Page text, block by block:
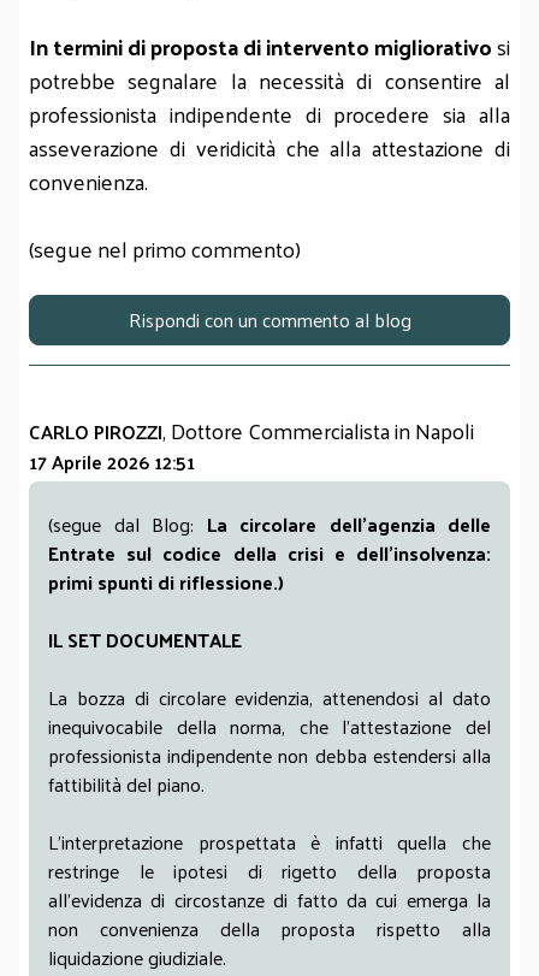
In termini di proposta di intervento migliorativosi
potrebbe segnalare la necessità di consentire al
professionista indipendente di procedere sia alla
asseverazione di veridicità che alla attestazione di
convenienza.
(segue nel primo commento)
Rispondi con un commento al blog
CARLO PIROZZI, Dottore Commercialista in Napoli
17 Aprile 2026 12:51
(segue dal Blog: La circolare dell’agenzia delle
Entrate sul codice della crisi e dell’insolvenza:
primi spunti di riflessione.)
IL SET DOCUMENTALE
La bozza di circolare evidenzia, attenendosi al dato
inequivocabile della norma, che l’attestazione del
professionista indipendente non debba estendersi alla
fattibilità del piano.
L’interpretazione prospettata è infatti quella che
restringe le ipotesi di rigetto della proposta
all’evidenza di circostanze di fatto da cui emerga la
non convenienza della proposta rispetto alla
liquidazione giudiziale.